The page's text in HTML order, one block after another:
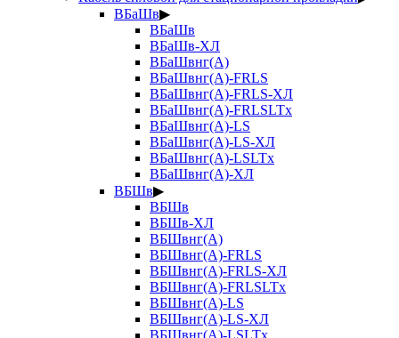
ВБаШв▶
ВБаШв
ВБаШв-ХЛ
ВБаШвнг(А)
ВБаШвнг(А)-FRLS
ВБаШвнг(А)-FRLS-ХЛ
ВБаШвнг(А)-FRLSLTx
ВБаШвнг(А)-LS
ВБаШвнг(А)-LS-ХЛ
ВБаШвнг(А)-LSLTx
ВБаШвнг(А)-ХЛ
ВБШв▶
ВБШв
ВБШв-ХЛ
ВБШвнг(А)
ВБШвнг(А)-FRLS
ВБШвнг(А)-FRLS-ХЛ
ВБШвнг(А)-FRLSLTx
ВБШвнг(А)-LS
ВБШвнг(А)-LS-ХЛ